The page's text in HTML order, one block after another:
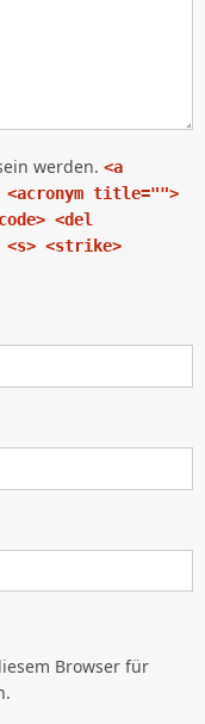
werden. <a
title="">
<del
<s> <strike>
Browser für